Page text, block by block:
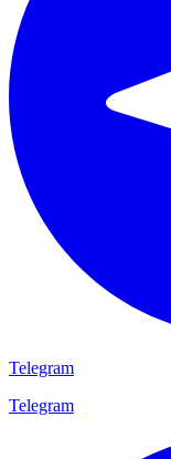
Telegram
Telegram